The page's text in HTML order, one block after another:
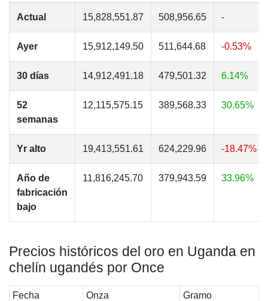
Actual 15,828,551.87 508,956.65 -
Ayer 15,912,149.50 511,644.68 -0.53%
30 días 14,912,491.18 479,501.32 6.14%
52
semanas
12,115,575.15 389,568.33 30.65%
Yr alto 19,413,551.61 624,229.96 -18.47%
Año de
fabricación
bajo
11,816,245.70 379,943.59 33.96%
Precios históricos del oro en Uganda en
chelín ugandés por Once
Fecha Onza
Gramo